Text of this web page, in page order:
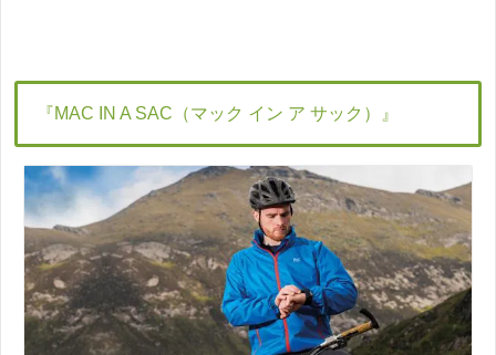
『MAC IN A SAC（マック イン ア サック）』